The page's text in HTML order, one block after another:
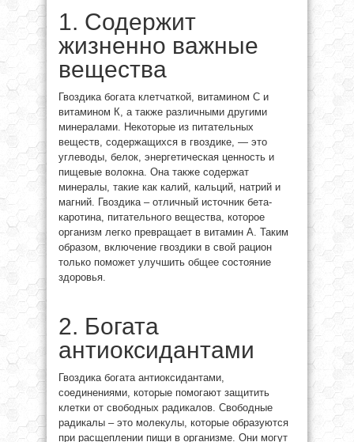
1. Содержит
жизненно важные
вещества
Гвоздика богата клетчаткой, витамином С и
витамином К, а также различными другими
минералами. Некоторые из питательных
веществ, содержащихся в гвоздике, — это
углеводы, белок, энергетическая ценность и
пищевые волокна. Она также содержат
минералы, такие как калий, кальций, натрий и
магний. Гвоздика – отличный источник бета-
каротина, питательного вещества, которое
организм легко превращает в витамин А. Таким
образом, включение гвоздики в свой рацион
только поможет улучшить общее состояние
здоровья.
2. Богата
антиоксидантами
Гвоздика богата антиоксидантами,
соединениями, которые помогают защитить
клетки от свободных радикалов. Свободные
радикалы – это молекулы, которые образуются
при расщеплении пищи в организме. Они могут